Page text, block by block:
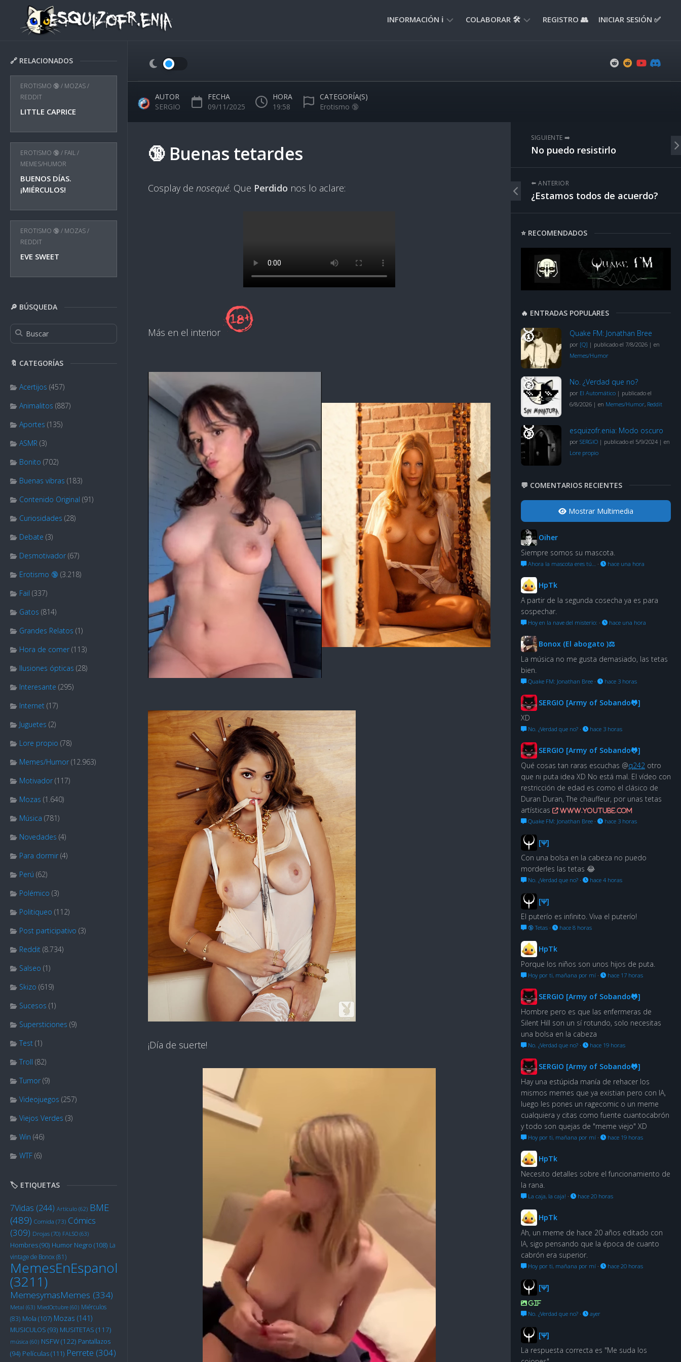
content
INFORMACIÓN ℹ️
NORMAS
COLABORAR 🛠️ REGISTRO 👥 INICIAR SESIÓN ✅
🔗 RELACIONADOS
EROTISMO 🔞/ MOZAS/
REDDIT
LITTLE CAPRICE
EROTISMO 🔞/ FAIL/
MEMES/HUMOR
BUENOS DÍAS.
¡MIÉRCULOS!
EROTISMO 🔞/ MOZAS/
REDDIT
EVE SWEET
🔎 BÚSQUEDA
🔖 CATEGORÍAS
Acertijos (457)
Animalitos (887)
Aportes (135)
ASMR (3)
Bonito (702)
Buenas vibras (183)
Contenido Original (91)
Curiosidades (28)
Debate (3)
Desmotivador (67)
Erotismo 🔞 (3.218)
Fail (337)
Gatos (814)
Grandes Relatos (1)
Hora de comer (113)
Ilusiones ópticas (28)
Interesante (295)
Internet (17)
Juguetes (2)
Lore propio (78)
Memes/Humor (12.963)
Motivador (117)
Mozas (1.640)
Música (781)
Novedades (4)
Para dormir (4)
Perú (62)
Polémico (3)
Politiqueo (112)
Post participativo (3)
Reddit (8.734)
Salseo (1)
Skizo (619)
Sucesos (1)
Supersticiones (9)
Test (1)
Troll (82)
Tumor (9)
Videojuegos (257)
Viejos Verdes (3)
Win (46)
WTF (6)
🏷️ ETIQUETAS
7Vidas (244) Artículo (62) BME
(489) Comida (73) Cómics
(309) Drojas (70) FALSO (63)
Hombres(90) Humor Negro (108) La
vintage de Bonox(81)
MemesEnEspanol
(3211)
MemesymasMemes (334)
Metal (63) MiedOctubre (60) Miérculos
(83) Mola (107) Mozas (141)
MUSICULOS (93) MUSITETAS (117)
música (60) NSFW(122) Pantallazos
(94) Películas(111) Perrete (304)
AUTOR
SERGIO
FECHA
09/11/2025
HORA
19:58
CATEGORÍA(S)
Erotismo 🔞
🔞 Buenas tetardes
Cosplay de nosequé. Que Perdido nos lo aclare:
Más en el interior
¡Día de suerte!
SIGUIENTE ➡️
No puedo resistirlo
⬅️ ANTERIOR
¿Estamos todos de acuerdo?
⭐ RECOMENDADOS
🔥 ENTRADAS POPULARES
Quake FM: Jonathan Bree
por [Q] | publicado el 7/8/2026 | en
Memes/Humor
No. ¿Verdad que no?
por El Automático | publicado el
6/8/2026 | en Memes/Humor, Reddit
esquizofr.enia: Modo oscuro
por SERGIO | publicado el 5/9/2024 | en
Lore propio
💬 COMENTARIOS RECIENTES
Mostrar Multimedia
Oiher
Siempre somos su mascota.
Ahora la mascota eres tú… · hace una hora
HpTk
A partir de la segunda cosecha ya es para
sospechar.
Hoy en la nave del misterio: · hace una hora
Bonox (El abogato )⚖
La música no me gusta demasiado, las tetas
bien.
Quake FM: Jonathan Bree · hace 3 horas
SERGIO [Army of Sobando🐸]
XD
No. ¿Verdad que no? · hace 3 horas
SERGIO [Army of Sobando🐸]
Qué cosas tan raras escuchas @q242 otro
que ni puta idea XD No está mal. El vídeo con
restricción de edad es como el clásico de
Duran Duran, The chauffeur, por unas tetas
artísticas
www.youtube.com
Quake FM: Jonathan Bree · hace 3 horas
[Ψ]
Con una bolsa en la cabeza no puedo
morderles las tetas 😂
No. ¿Verdad que no? · hace 4 horas
[Ψ]
El puterío es infinito. Viva el puterío!
🔞 Tetas · hace 8 horas
HpTk
Porque los niños son unos hijos de puta.
Hoy por ti, mañana por mí · hace 17 horas
SERGIO [Army of Sobando🐸]
Hombre pero es que las enfermeras de
Silent Hill son un sí rotundo, solo necesitas
una bolsa en la cabeza
No. ¿Verdad que no? · hace 19 horas
SERGIO [Army of Sobando🐸]
Hay una estúpida manía de rehacer los
mismos memes que ya existian pero con IA,
luego les pones un ragecomic o un meme
cualquiera y citas como fuente cuantocabrón
y todo son quejas de "meme viejo" XD
Hoy por ti, mañana por mí · hace 19 horas
HpTk
Necesito detalles sobre el funcionamiento de
la rana.
La caja, la caja! · hace 20 horas
HpTk
Ah, un meme de hace 20 años editado con
IA, sigo pensando que la época de cuanto
cabrón era superior.
Hoy por ti, mañana por mí · hace 20 horas
[Ψ]
GIF
No. ¿Verdad que no? · ayer
[Ψ]
La respuesta correcta es "Me suda los